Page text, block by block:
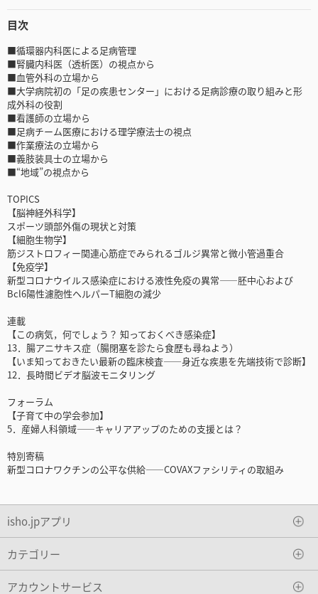
目次
■循環器内科医による足病管理
■腎臓内科医（透析医）の視点から
■血管外科の立場から
■大学病院初の「足の疾患センター」における足病診療の取り組みと形
成外科の役割
■看護師の立場から
■足病チーム医療における理学療法士の視点
■作業療法の立場から
■義肢装具士の立場から
■“地域”の視点から
TOPICS
【脳神経外科学】
スポーツ頭部外傷の現状と対策
【細胞生物学】
筋ジストロフィー関連心筋症でみられるゴルジ異常と微小管過重合
【免疫学】
新型コロナウイルス感染症における液性免疫の異常――胚中心および
Bcl6陽性濾胞性ヘルパーT細胞の減少
連載
【この病気，何でしょう？ 知っておくべき感染症】
13．腸アニサキス症（腸閉塞を診たら食歴も尋ねよう）
【いま知っておきたい最新の臨床検査――身近な疾患を先端技術で診断】
12．長時間ビデオ脳波モニタリング
フォーラム
【子育て中の学会参加】
5．産婦人科領域――キャリアアップのための支援とは？
特別寄稿
新型コロナワクチンの公平な供給――COVAXファシリティの取組み
isho.jpアプリ
カテゴリー
アカウントサービス